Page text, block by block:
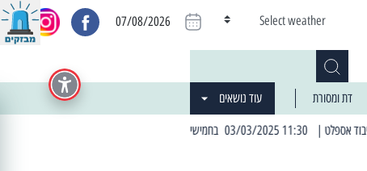
Select weather
07/08/2026
דת ומסורת עוד נושאים